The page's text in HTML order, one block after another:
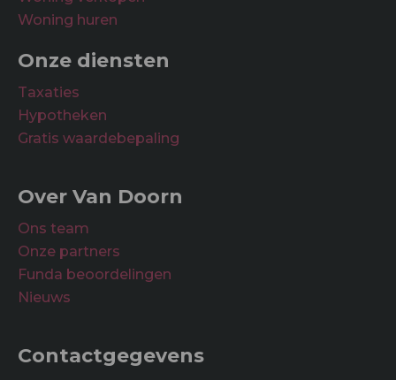
Woning huren
Onze diensten
Taxaties
Hypotheken
Gratis waardebepaling
Over Van Doorn
Ons team
Onze partners
Funda beoordelingen
Nieuws
Contactgegevens